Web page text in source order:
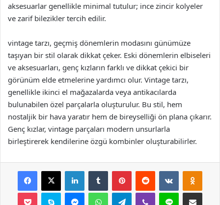
aksesuarlar genellikle minimal tutulur; ince zincir kolyeler
ve zarif bilezikler tercih edilir.
vintage tarzı, geçmiş dönemlerin modasını günümüze
taşıyan bir stil olarak dikkat çeker. Eski dönemlerin elbiseleri
ve aksesuarları, genç kızların farklı ve dikkat çekici bir
görünüm elde etmelerine yardımcı olur. Vintage tarzı,
genellikle ikinci el mağazalarda veya antikacılarda
bulunabilen özel parçalarla oluşturulur. Bu stil, hem
nostaljik bir hava yaratır hem de bireyselliği ön plana çıkarır.
Genç kızlar, vintage parçaları modern unsurlarla
birleştirerek kendilerine özgü kombinler oluşturabilirler.
Facebook
X LinkedInTumblr PinterestReddit VKontakte
Pocket Skype MessengerWhatsAppTelegramViber Line E-Posta ile